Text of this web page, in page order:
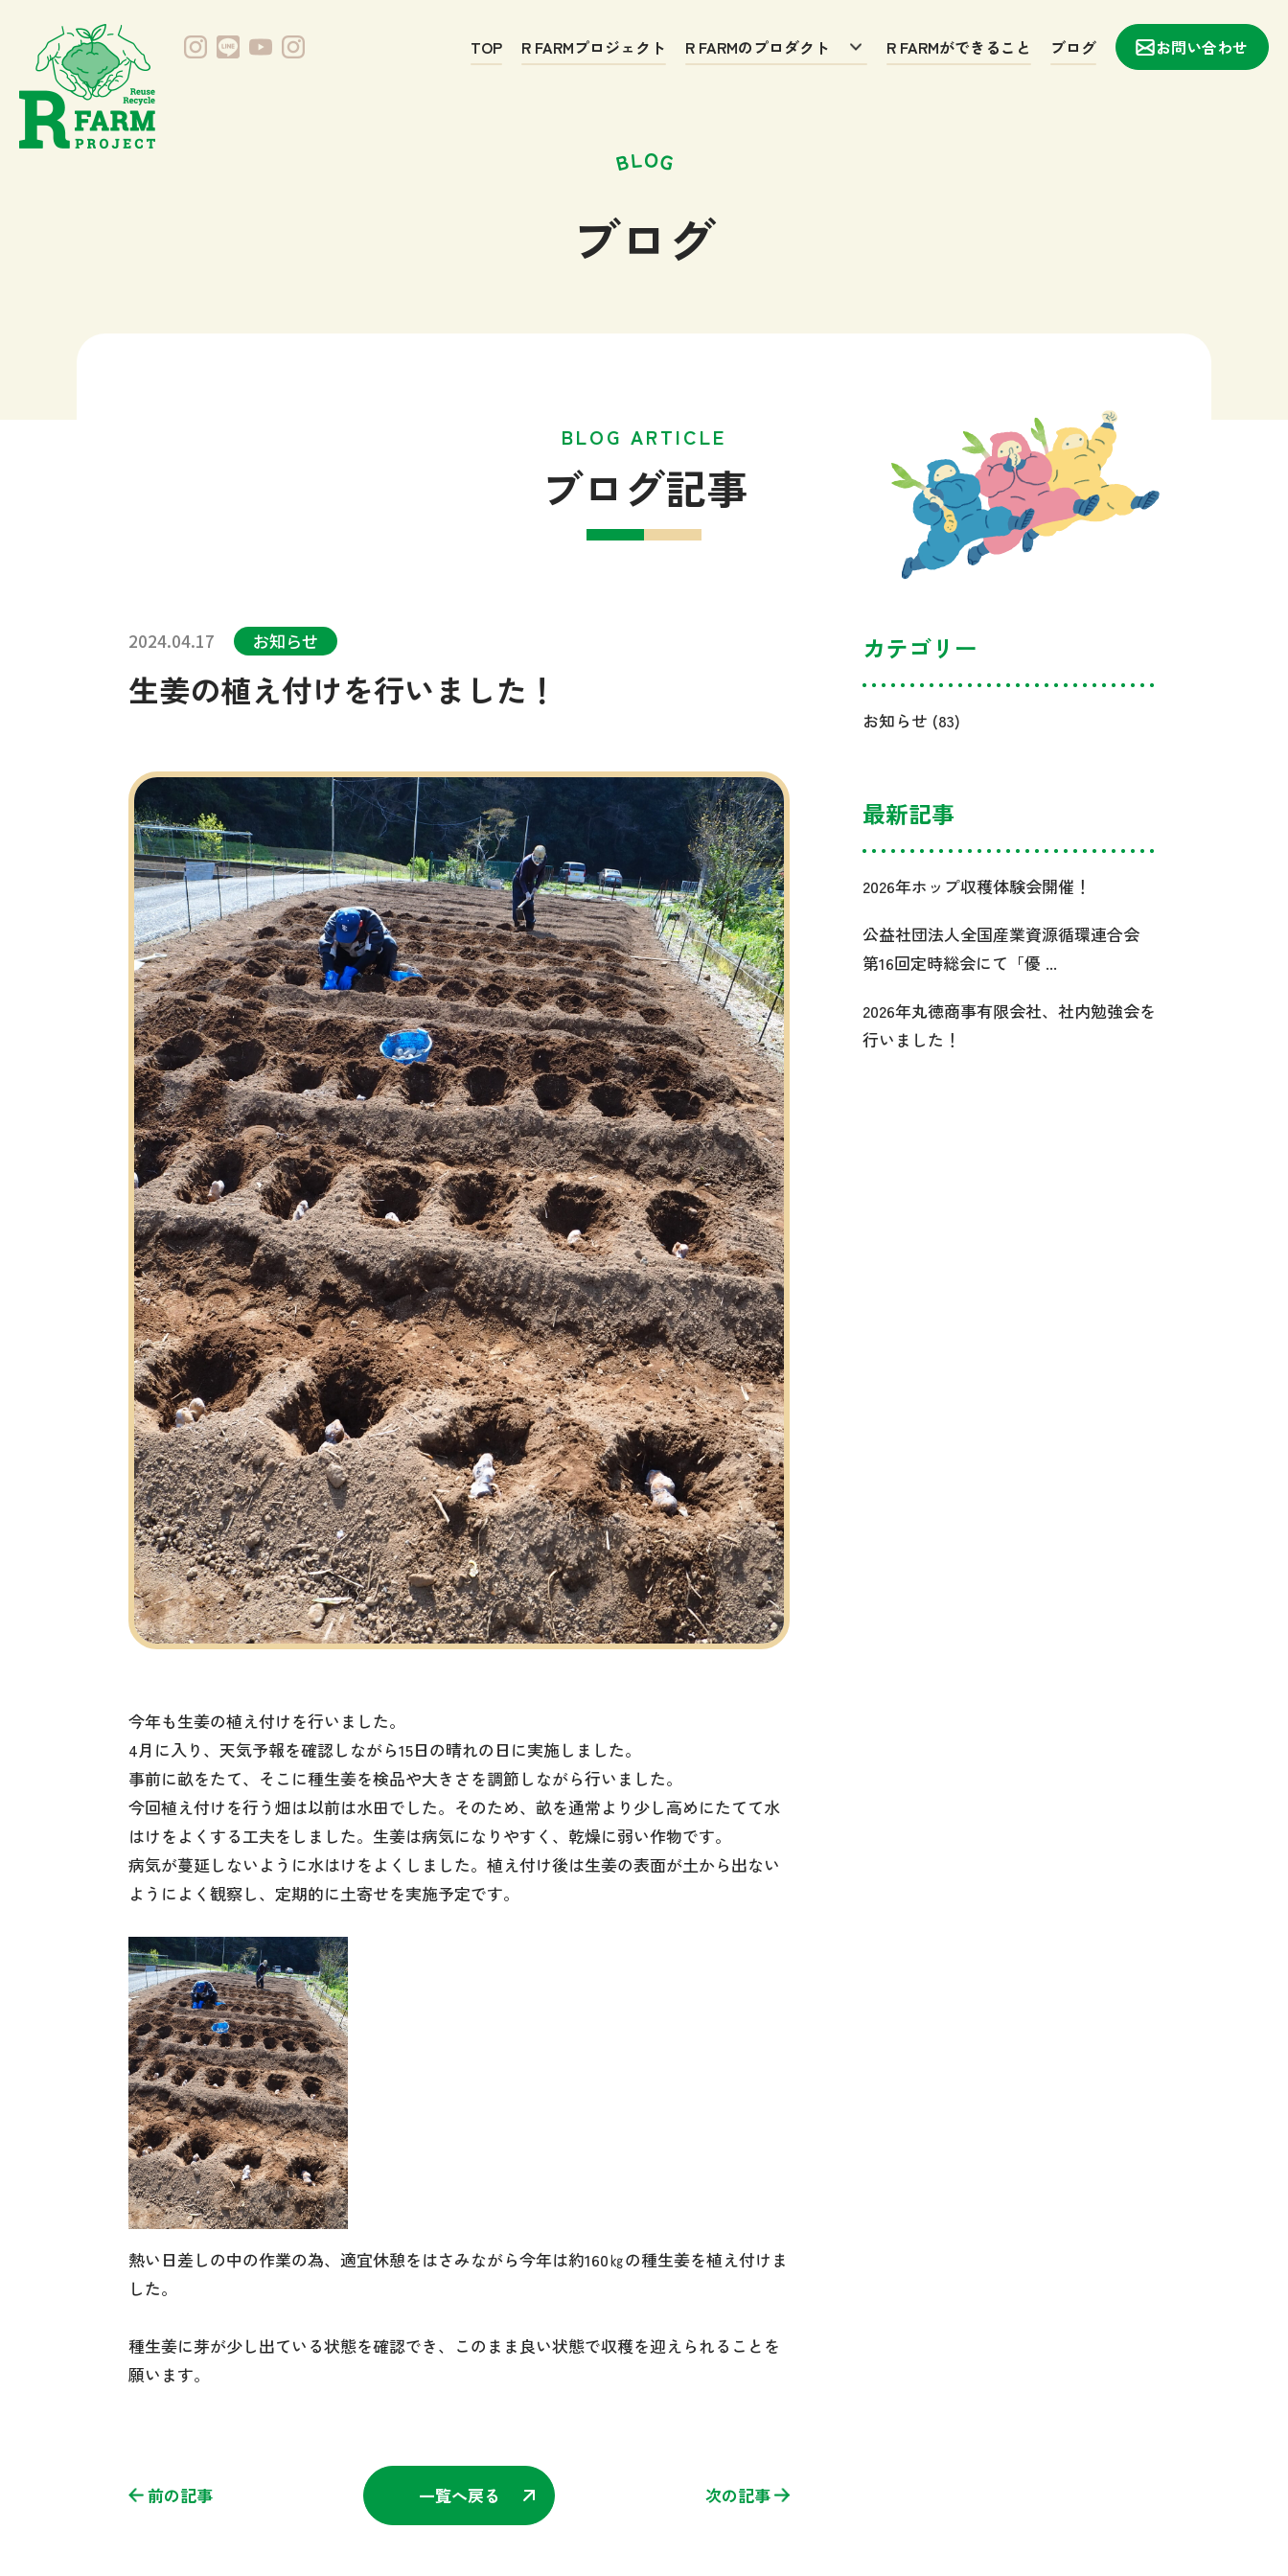
TOP R FARMプロジェクト R FARMのプロダクト R FARMができること ブログ お問い合わせ
ブログ
BLOG ARTICLE
ブログ記事
2024.04.17 お知らせ
生姜の植え付けを行いました！
今年も生姜の植え付けを行いました。
4月に入り、天気予報を確認しながら15日の晴れの日に実施しました。
事前に畝をたて、そこに種生姜を検品や大きさを調節しながら行いました。
今回植え付けを行う畑は以前は水田でした。そのため、畝を通常より少し高めにたてて水
はけをよくする工夫をしました。生姜は病気になりやすく、乾燥に弱い作物です。
病気が蔓延しないように水はけをよくしました。植え付け後は生姜の表面が土から出ない
ようによく観察し、定期的に土寄せを実施予定です。
熱い日差しの中の作業の為、適宜休憩をはさみながら今年は約160㎏の種生姜を植え付けま
した。
種生姜に芽が少し出ている状態を確認でき、このまま良い状態で収穫を迎えられることを
願います。
前の記事 一覧へ戻る 次の記事
カテゴリー
お知らせ (83)
最新記事
2026年ホップ収穫体験会開催！
公益社団法人全国産業資源循環連合会
第16回定時総会にて「優 ...
2026年丸徳商事有限会社、社内勉強会を
行いました！